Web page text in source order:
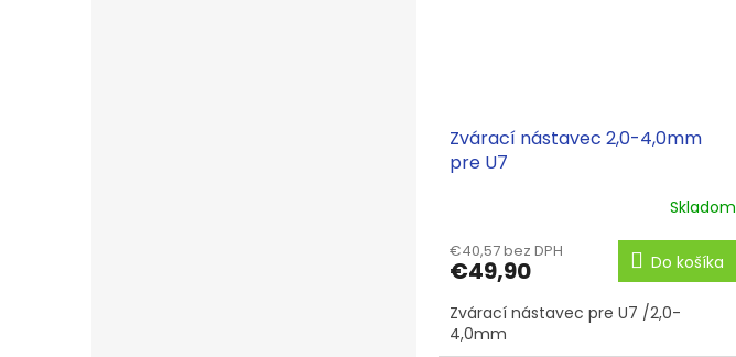
Zvárací nástavec 2,0-4,0mm
pre U7
Skladom
€40,57 bez DPH
€49,90 Do košíka
Zvárací nástavec pre U7 /2,0-
4,0mm